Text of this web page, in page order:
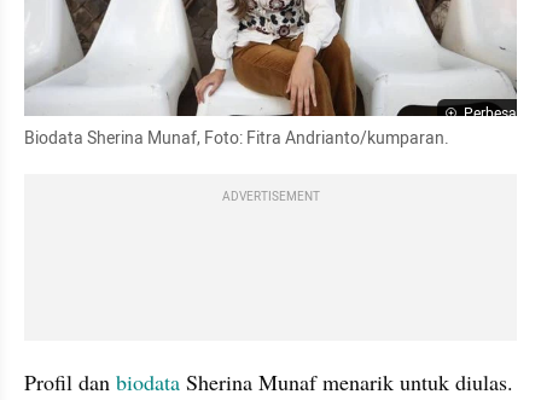
Perbesar
Biodata Sherina Munaf, Foto: Fitra Andrianto/kumparan.
ADVERTISEMENT
Profil dan biodata Sherina Munaf menarik untuk diulas.